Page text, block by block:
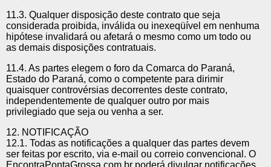
11.3. Qualquer disposição deste contrato que seja
considerada proibida, inválida ou inexeqüível em nenhuma
hipótese invalidará ou afetará o mesmo como um todo ou
as demais disposições contratuais.
11.4. As partes elegem o foro da Comarca do Paraná,
Estado do Paraná, como o competente para dirimir
quaisquer controvérsias decorrentes deste contrato,
independentemente de qualquer outro por mais
privilegiado que seja ou venha a ser.
12. NOTIFICAÇÃO
12.1. Todas as notificações a qualquer das partes devem
ser feitas por escrito, via e-mail ou correio convencional. O
EncontraPontaGrossa.com.br poderá divulgar notificações